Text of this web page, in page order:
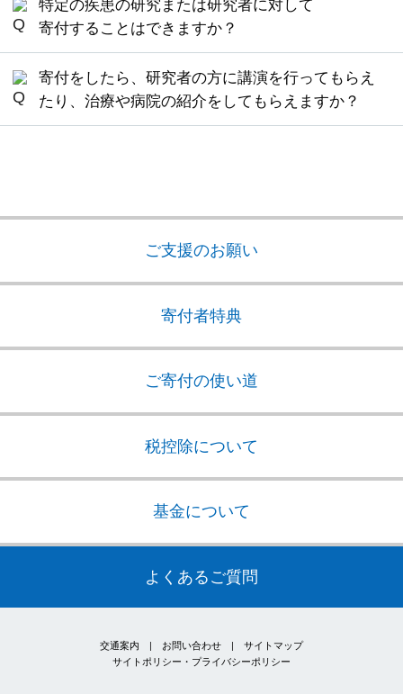
Yahoo!ネット募金や各種ポイント寄付について
は、 領収証書の発行は行っておりません。
いただけますようお願い申し上げます。
所在地
〒606-8507 京都府京都市左京区聖護院川原町
53
もありますので、まずはお問い合わせください。
ご質問などがございましたら、iPS細胞研究基金事
務局
にご相談ください。
道」ページをご覧ください。
特定の疾患の研究または研究者に対して
寄付することはできますか？
現在、iPS細胞研究基金では、特定の疾患に対して
の寄付は原則的にお受けしておらず、iPS細胞研究
所全体へのご寄付をお願いしています。
寄付をしたら、研究者の方に講演を行ってもらえ
たり、治療や病院の紹介をしてもらえますか？
寄付の性質上、ご寄付の対価として何かを行うと
なお、講演につきましては、下記をご覧くださ
講演のご依頼
ご支援のお願い
寄付者特典
ご寄付の使い道
税控除について
基金について
よくあるご質問
交通案内 | お問い合わせ | サイトマップ
サイトポリシー・プライバシーポリシー